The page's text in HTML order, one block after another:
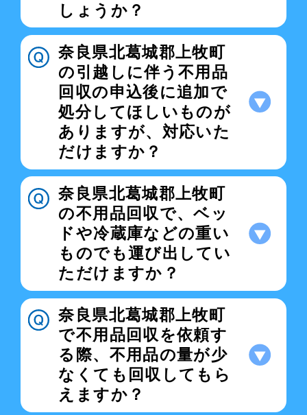
しょうか？
奈良県北葛城郡上牧町
の引越しに伴う不用品
回収の申込後に追加で
処分してほしいものが
ありますが、対応いた
だけますか？
奈良県北葛城郡上牧町
の不用品回収で、ベッ
ドや冷蔵庫などの重い
ものでも運び出してい
ただけますか？
奈良県北葛城郡上牧町
で不用品回収を依頼す
る際、不用品の量が少
なくても回収してもら
えますか？